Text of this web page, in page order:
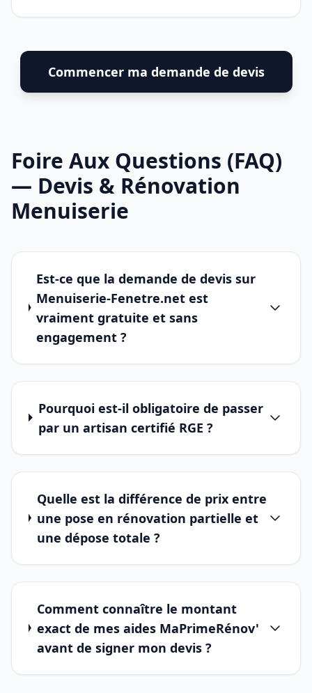
Commencer ma demande de devis
Foire Aux Questions (FAQ)
— Devis & Rénovation
Menuiserie
Est-ce que la demande de devis sur
Menuiserie-Fenetre.net est
vraiment gratuite et sans
engagement ?
Pourquoi est-il obligatoire de passer
par un artisan certifié RGE ?
Quelle est la différence de prix entre
une pose en rénovation partielle et
une dépose totale ?
Comment connaître le montant
exact de mes aides MaPrimeRénov'
avant de signer mon devis ?